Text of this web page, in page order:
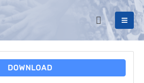
DOWNLOAD